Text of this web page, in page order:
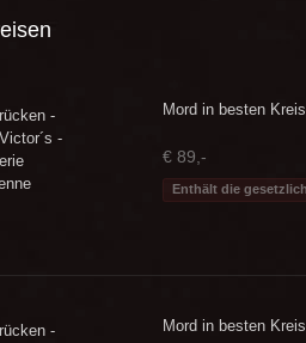
-
-
Mord in besten
€ 89,-
Enthält die
-
Mord in besten